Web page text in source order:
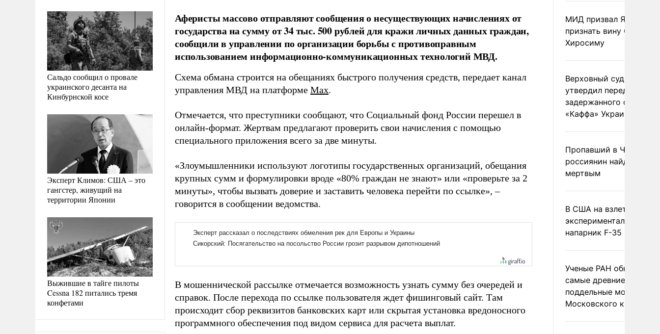
Сальдо сообщил о провале
украинского десанта на
Кинбурнской косе
Эксперт Климов: США – это
гангстер, живущий на
территории Японии
Выжившие в тайге пилоты
Cessna 182 питались тремя
конфетами
Аферисты массово отправляют сообщения о несуществующих начислениях от
государства на сумму от 34 тыс. 500 рублей для кражи личных данных граждан,
сообщили в управлении по организации борьбы с противоправным
использованием информационно-коммуникационных технологий МВД.
Схема обмана строится на обещаниях быстрого получения средств, передает канал
управления МВД на платформе Max.
Отмечается, что преступники сообщают, что Социальный фонд России перешел в
онлайн-формат. Жертвам предлагают проверить свои начисления с помощью
специального приложения всего за две минуты.
«Злоумышленники используют логотипы государственных организаций, обещания
крупных сумм и формулировки вроде «80% граждан не знают» или «проверьте за 2
минуты», чтобы вызвать доверие и заставить человека перейти по ссылке», –
говорится в сообщении ведомства.
В мошеннической рассылке отмечается возможность узнать сумму без очередей и
справок. После перехода по ссылке пользователя ждет фишинговый сайт. Там
происходит сбор реквизитов банковских карт или скрытая установка вредоносного
программного обеспечения под видом сервиса для расчета выплат.
МИД призвал Японию
признать вину США за
Хиросиму
Верховный суд Швеции
утвердил передачу
задержанного
«Каффа» Украине
Пропавший в
россиянин найден
мертвым
В США на взлете
экспериментальный
напарник F-35
Ученые РАН
самые древние
поддельные монеты
Московского